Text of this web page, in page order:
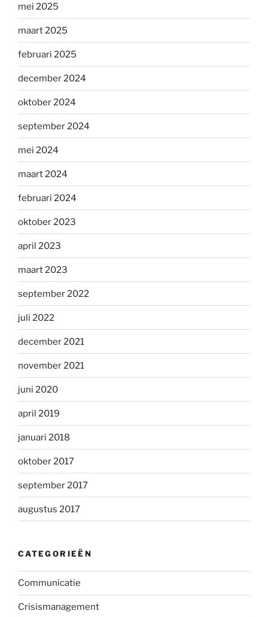
mei 2025
maart 2025
februari 2025
december 2024
oktober 2024
september 2024
mei 2024
maart 2024
februari 2024
oktober 2023
april 2023
maart 2023
september 2022
juli 2022
december 2021
november 2021
juni 2020
april 2019
januari 2018
oktober 2017
september 2017
augustus 2017
CATEGORIEËN
Communicatie
Crisismanagement